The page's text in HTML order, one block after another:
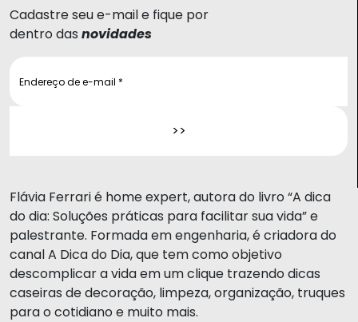
Cadastre seu e-mail e fique por
dentro das novidades
Flávia Ferrari é home expert, autora do livro “A dica
do dia: Soluções práticas para facilitar sua vida” e
palestrante. Formada em engenharia, é criadora do
canal A Dica do Dia, que tem como objetivo
descomplicar a vida em um clique trazendo dicas
caseiras de decoração, limpeza, organização, truques
para o cotidiano e muito mais.